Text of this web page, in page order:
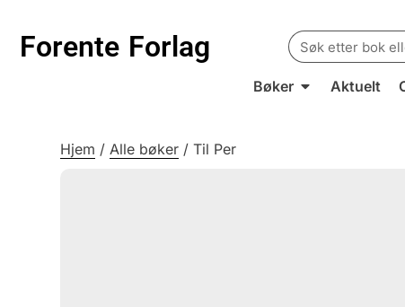
Forente Forlag
Search
for:
Bøker Aktuelt
Hjem /Alle bøker /Til Per